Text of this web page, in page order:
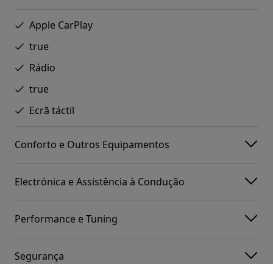
Apple CarPlay
true
Rádio
true
Ecrã táctil
Conforto e Outros Equipamentos
Electrónica e Assistência à Condução
Performance e Tuning
Segurança